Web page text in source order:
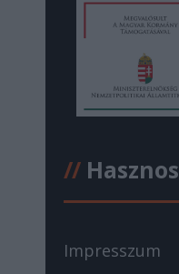
//Hasznos
Impresszum